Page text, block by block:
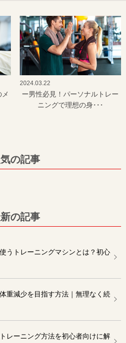
2024.03.22
ー男性必見！パーソナルトレー
ニングで理想の身･･･
気の記事
の記事
うトレーニングマシンとは？初心
重減少を目指す方法｜無理なく続
レーニング方法を初心者向けに解